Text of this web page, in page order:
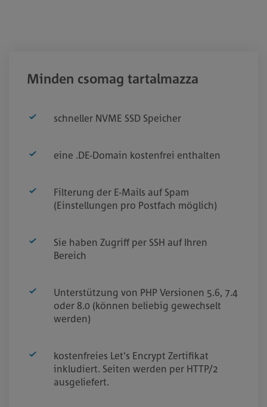
Minden csomag tartalmazza
schneller NVME SSD Speicher
eine .DE-Domain kostenfrei enthalten
Filterung der E-Mails auf Spam
(Einstellungen pro Postfach möglich)
Sie haben Zugriff per SSH auf Ihren
Bereich
Unterstützung von PHP Versionen 5.6, 7.4
oder 8.0 (können beliebig gewechselt
werden)
kostenfreies Let's Encrypt Zertifikat
inkludiert. Seiten werden per HTTP/2
ausgeliefert.